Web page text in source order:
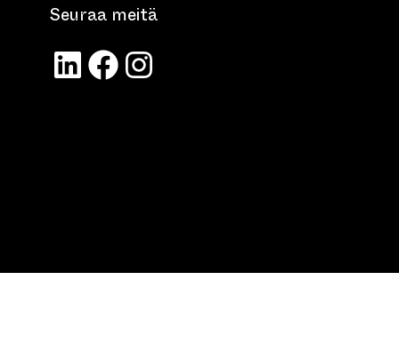
Seuraa meitä
LinkedIn Facebook Instagram